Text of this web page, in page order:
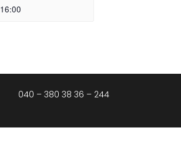
16:00
040 – 380 38 36 – 244